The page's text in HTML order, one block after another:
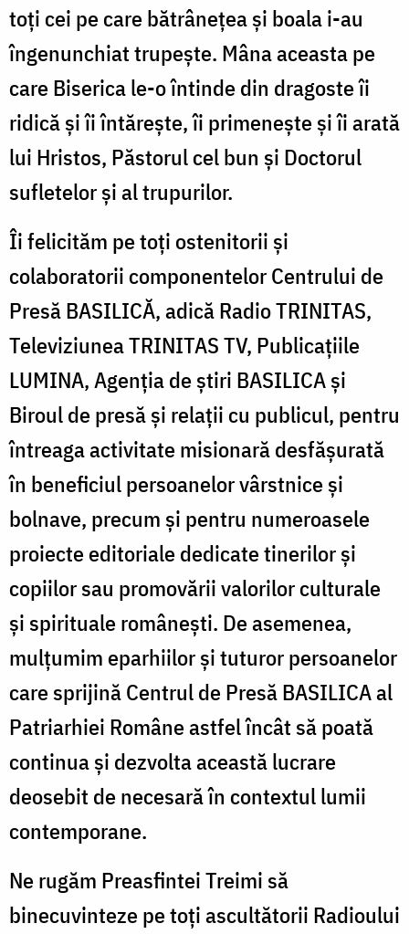
toți cei pe care bătrânețea și boala i-au
îngenunchiat trupește. Mâna aceasta pe
care Biserica le-o întinde din dragoste îi
ridică și îi întărește, îi primenește și îi arată
lui Hristos, Păstorul cel bun și Doctorul
sufletelor și al trupurilor.
Îi felicităm pe toți ostenitorii și
colaboratorii componentelor Centrului de
Presă BASILICĂ, adică Radio TRINITAS,
Televiziunea TRINITAS TV, Publicațiile
LUMINA, Agenția de știri BASILICA și
Biroul de presă și relații cu publicul, pentru
întreaga activitate misionară desfășurată
în beneficiul persoanelor vârstnice și
bolnave, precum și pentru numeroasele
proiecte editoriale dedicate tinerilor și
copiilor sau promovării valorilor culturale
și spirituale românești. De asemenea,
mulțumim eparhiilor și tuturor persoanelor
care sprijină Centrul de Presă BASILICA al
Patriarhiei Române astfel încât să poată
continua și dezvolta această lucrare
deosebit de necesară în contextul lumii
contemporane.
Ne rugăm Preasfintei Treimi să
binecuvinteze pe toţi ascultătorii Radioului